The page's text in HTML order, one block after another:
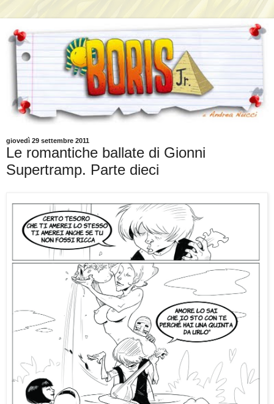
giovedì 29 settembre 2011
Le romantiche ballate di Gionni
Supertramp. Parte dieci